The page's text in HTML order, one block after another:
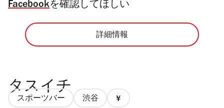
Facebookを確認してほしい
詳細情報
タスイチ
スポーツバー 渋谷
価